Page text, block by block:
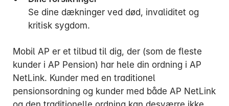
Se dine dækninger ved død, invaliditet og
kritisk sygdom.
Mobil AP er et tilbud til dig, der (som de fleste
kunder i AP Pension) har hele din ordning i AP
NetLink. Kunder med en traditionel
pensionsordning og kunder med både AP NetLink
3916 5000